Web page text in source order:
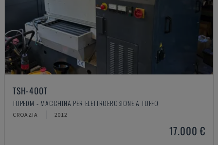
TSH-400T
TOPEDM - MACCHINA PER ELETTROEROSIONE A TUFFO
CROAZIA 2012
17.000 €